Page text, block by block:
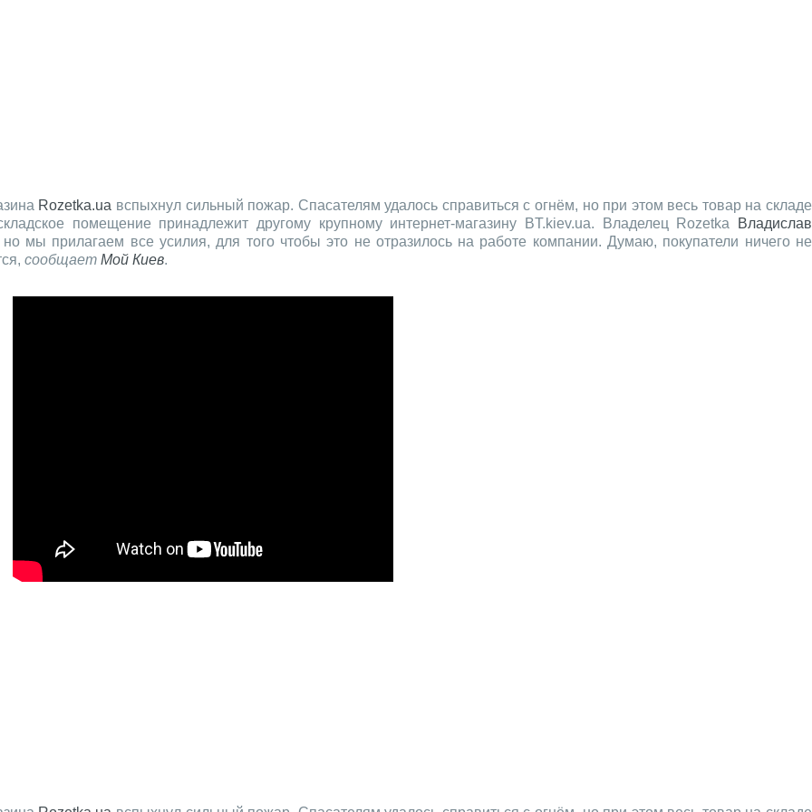
Rozetka.ua вспыхнул сильный пожар. Спасателям удалось справиться с огнём, но при этом весь товар на складе
помещение принадлежит другому крупному интернет-магазину BT.kiev.ua. Владелец Rozetka
Владислав
мы прилагаем все усилия, для того чтобы это не отразилось на работе компании. Думаю, покупатели ничего не
сообщает Мой Киев.